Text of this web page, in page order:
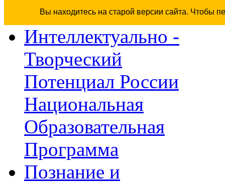
Вы находитесь на старой версии сайта. Чтобы
Интеллектуально -
Творческий
Потенциал России
Национальная
Образовательная
Программа
Познание и